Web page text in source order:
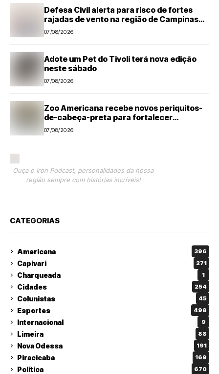
Defesa Civil alerta para risco de fortes
rajadas de vento na região de Campinas
até sábado (8)
07/08/2026
Adote um Pet do Tivoli terá nova edição
neste sábado
07/08/2026
Zoo Americana recebe novos periquitos-
de-cabeça-preta para fortalecer
programa de conservação
07/08/2026
Ouça o Iron Podcast, personalidades da nossa
região sempre com histórias incríveis!
CATEGORIAS
Americana 396
Capivari 271
Charqueada 1
Cidades 254
Colunistas 45
Esportes 498
Internacional 9
Limeira 88
Nova Odessa 191
Piracicaba 169
Política 670